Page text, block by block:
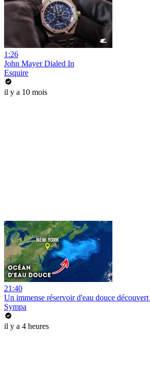
1:26
John Mayer Dialed In
Esquire
il y a 10 mois
21:40
Un immense réservoir d'eau douce
Sympa
il y a 4 heures